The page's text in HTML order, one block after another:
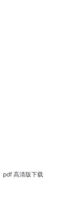
pdf 高清版下载